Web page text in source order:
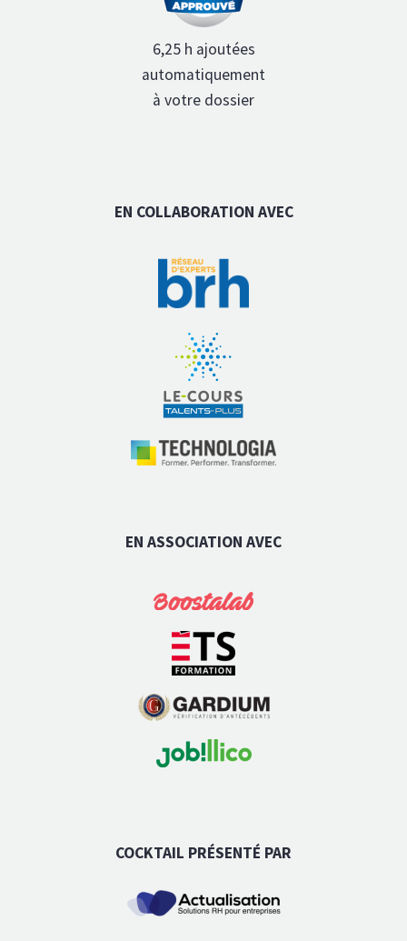
6,25 h ajoutées
automatiquement
à votre dossier
EN COLLABORATION AVEC
EN ASSOCIATION AVEC
COCKTAIL PRÉSENTÉ PAR